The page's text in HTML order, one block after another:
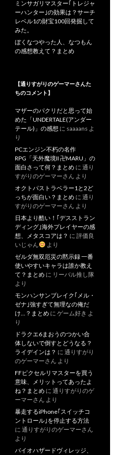
ミンサガリマスター｢トレジャ
ーハンター｣の効果は？サーチ
レベル1の財宝100回発掘して
みた。
ぼくなつやった人、なつもん
の感想教えて？まとめ
【通りすがりのゲーマーさんた
ちのコメント】
マザーのパクリだと思って始
めた「UNDERTALE(アンダー
テール)」の感想 に saaaans よ
り
PCエンジン不朽の名作
RPG「天外魔境II 卍MARU」の
面白さって何？まとめ に 通り
すがりのゲーマーさん より
オクトパストラベラー1と2ど
っちが面白い？まとめ に 通り
すがりのゲーマーさん より
日本より酷い！｢デスストラン
ディング｣海外プレイヤーの感
想、メタスコアは？ に 評価良
いじゃん
より
ゼルダ無双厄災の黙示録 一番
使いやすいキャラは誰か教え
て？まとめ に リーバル推し隊
より
モンハンサンブレイク｢メル・
ゼナ｣強すぎて無理なの俺だ
け…？まとめ に ゲーム好き よ
り
ドラクエ6まおうのつかい合
体しないで倒すとどうなる？
ライデインは？ に 通りすがり
のゲーマーさん より
FFピクセルリマスターを買う
意味、メリットってあったよ
ね？まとめ に 通りすがりのゲ
ーマーさん より
暴走するiPhone｢スイッチコ
ントロール｣を停止する方法
に 通りすがりのゲーマーさん
より
バイオハザードヴィレッジ、